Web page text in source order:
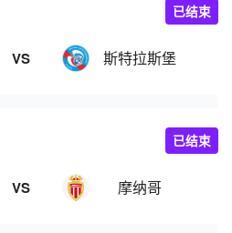
VS 斯特拉斯堡
已结束
VS 摩纳哥
已结束